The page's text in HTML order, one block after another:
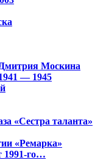
Дмитрия Москина
— 1945
«Сестра таланта»
«Ремарка»
1991-го…